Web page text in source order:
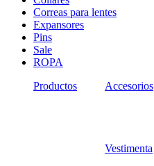
Correas para lentes
Expansores
Pins
Sale
ROPA
Productos
Accesorios
Vestimenta